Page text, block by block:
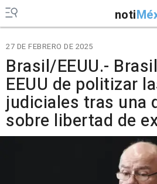
noti
27 DE FEBRERO DE 2025
Brasil/EEUU.-
EEUU de politizar
judiciales tras una
sobre libertad de